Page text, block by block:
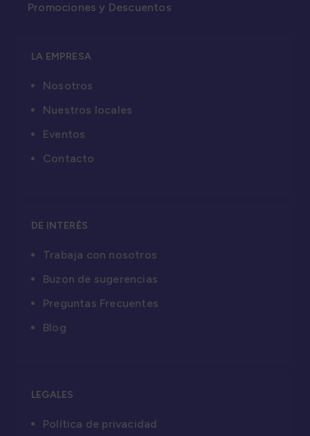
Promociones y Descuentos
LA EMPRESA
Nosotros
Nuestros locales
Eventos
Contacto
DE INTERÉS
Trabaja con nosotros
Buzon de sugerencias
Preguntas Frecuentes
Blog
LEGALES
Política de privacidad